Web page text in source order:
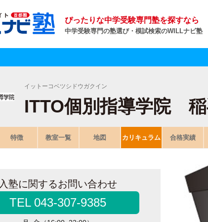
ぴったりな中学受験専門塾を探すなら
中学受験専門の塾選び・模試検索のWILLナビ塾
イットーコベツシドウガクイン
ITTO個別指導学院
特徴 教室一覧 地図 カリキュラム 合格実績
入塾に関するお問い合わせ
TEL 043-307-9385